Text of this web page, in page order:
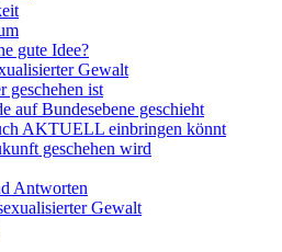
gute Idee?
Gewalt
geschehen ist
auf Bundesebene geschieht
AKTUELL einbringen könnt
geschehen wird
Antworten
Gewalt